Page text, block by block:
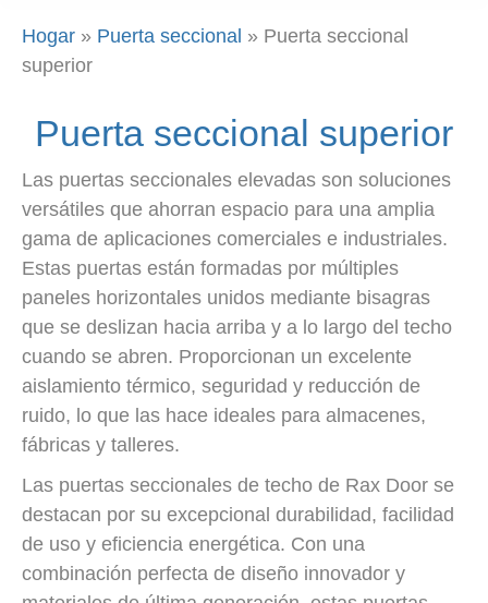
Hogar » Puerta seccional » Puerta seccional
superior
Puerta seccional superior
Las puertas seccionales elevadas son soluciones
versátiles que ahorran espacio para una amplia
gama de aplicaciones comerciales e industriales.
Estas puertas están formadas por múltiples
paneles horizontales unidos mediante bisagras
que se deslizan hacia arriba y a lo largo del techo
cuando se abren. Proporcionan un excelente
aislamiento térmico, seguridad y reducción de
ruido, lo que las hace ideales para almacenes,
fábricas y talleres.
Las puertas seccionales de techo de Rax Door se
destacan por su excepcional durabilidad, facilidad
de uso y eficiencia energética. Con una
combinación perfecta de diseño innovador y